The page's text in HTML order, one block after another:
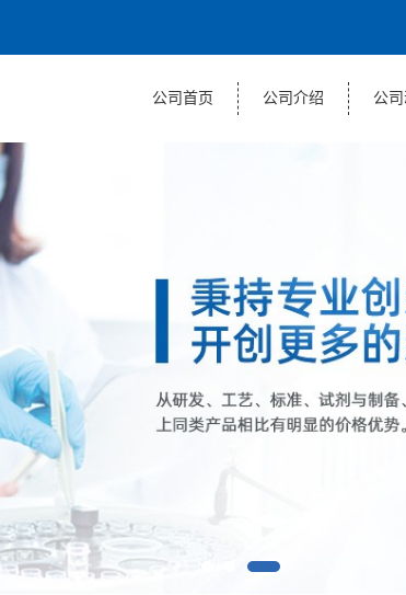
公司首页 公司介绍 公